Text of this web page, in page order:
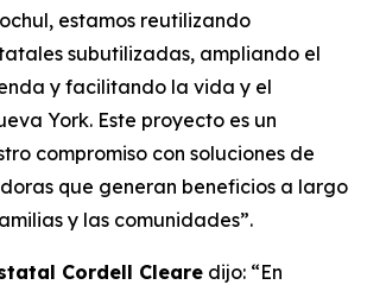
estamos reutilizando
subutilizadas, ampliando el
y facilitando la vida y el
York. Este proyecto es un
compromiso con soluciones de
que generan beneficios a largo
y las comunidades”.
Cordell Cleare dijo: “En